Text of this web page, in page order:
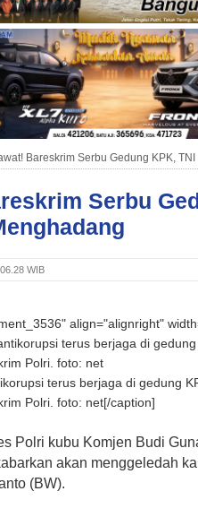
Bareskrim Serbu Gedung KPK,
Serbu
WIB
align="alignright"
terus berjaga di gedung
Polri. foto: net[/caption]
Polri kubu Komjen Budi
akan menggeledah
(BW).